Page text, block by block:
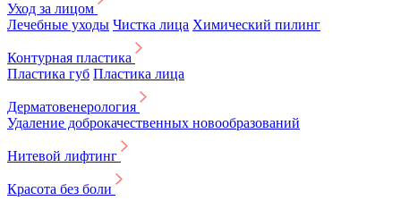
Уход за лицом
Лечебные уходы Чистка лица Химический пилинг
Контурная пластика
Пластика губ Пластика лица
Дерматовенерология
Удаление доброкачественных новообразований
Нитевой лифтинг
Красота без боли